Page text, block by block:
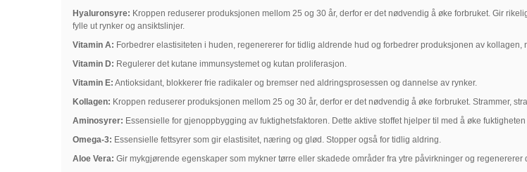
Hyaluronsyre: Kroppen reduserer produksjonen mellom 25 og 30 år, derfor er det nødvendig å øke forbruket. Gir
fylle ut rynker og ansiktslinjer.
Vitamin A: Forbedrer elastisiteten i huden, regenererer for tidlig aldrende hud og forbedrer produksjonen av
Vitamin D: Regulerer det kutane immunsystemet og kutan proliferasjon.
Vitamin E: Antioksidant, blokkerer frie radikaler og bremser ned aldringsprosessen og dannelse av rynker.
Kollagen: Kroppen reduserer produksjonen mellom 25 og 30 år, derfor er det nødvendig å øke forbruket. Strammer,
Aminosyrer: Essensielle for gjenoppbygging av fuktighetsfaktoren. Dette aktive stoffet hjelper til med å øke
Omega-3: Essensielle fettsyrer som gir elastisitet, næring og glød. Stopper også for tidlig aldring.
Aloe Vera: Gir mykgjørende egenskaper som mykner tørre eller skadede områder fra ytre påvirkninger og regenererer